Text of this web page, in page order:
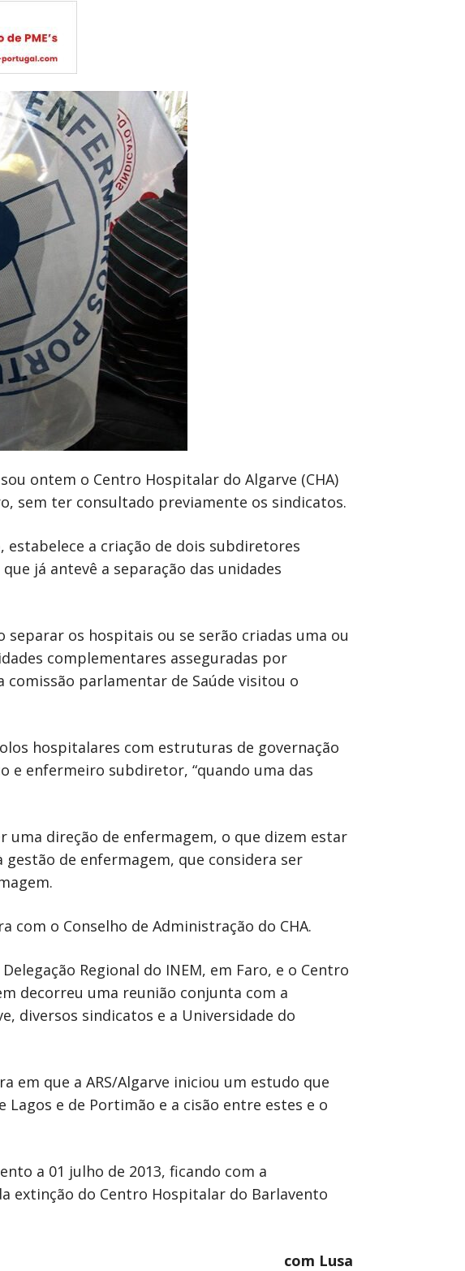
ontem o Centro Hospitalar do Algarve (CHA)
sem ter consultado previamente os sindicatos.
estabelece a criação de dois subdiretores
já antevê a separação das unidades
os hospitais ou se serão criadas uma ou
complementares asseguradas por
comissão parlamentar de Saúde visitou o
hospitalares com estruturas de governação
enfermeiro subdiretor, “quando uma das
direção de enfermagem, o que dizem estar
de enfermagem, que considera ser
com o Conselho de Administração do CHA.
Regional do INEM, em Faro, e o Centro
decorreu uma reunião conjunta com a
diversos sindicatos e a Universidade do
em que a ARS/Algarve iniciou um estudo que
e de Portimão e a cisão entre estes e o
a 01 julho de 2013, ficando com a
extinção do Centro Hospitalar do Barlavento
com Lusa